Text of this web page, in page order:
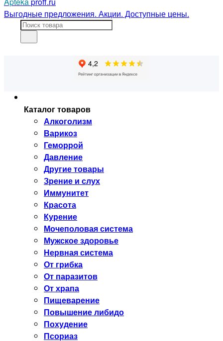
Выгодные предложения. Акции. Доступные цены.
Каталог товаров
Алкоголизм
Варикоз
Геморрой
Давление
Другие товары
Зрение и слух
Иммунитет
Красота
Курение
Мочеполовая система
Мужское здоровье
Нервная система
От грибка
От паразитов
От храпа
Пищеварение
Повышение либидо
Похудение
Псориаз